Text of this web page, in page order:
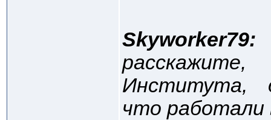
Skyworker79:
Института,
что